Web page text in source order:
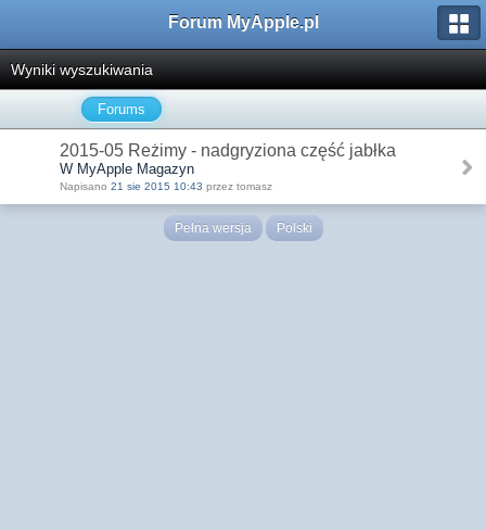
Forum MyApple.pl
Wyniki wyszukiwania
Forums
2015-05 Reżimy - nadgryziona część jabłka
W MyApple Magazyn
Napisano 21 sie 2015 10:43 przez tomasz
Pełna wersja Polski